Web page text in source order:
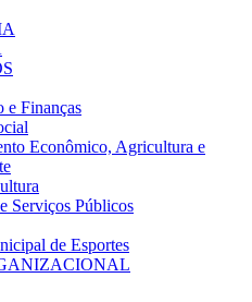
e Finanças
Econômico, Agricultura e
Serviços Públicos
de Esportes